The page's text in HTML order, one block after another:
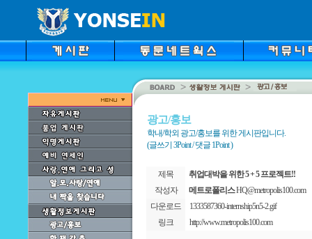
광고/홍보
학내/학외 광고/홍보를 위한 게시판입니다.
(글쓰기 3Point / 댓글 1Point )
제목
취업대박을 위한 5 + 5 프로젝트!!
작성자
메트로폴리스HQ@metropolis100.com
다운로드
1333587360-internship5n5-2.gif
링크
http://www.metropolis100.com